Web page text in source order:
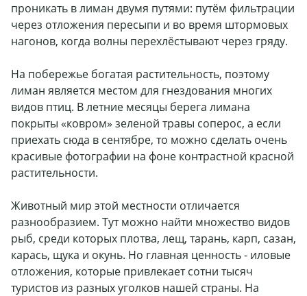
проникать в лиман двумя путями: путём фильтрации
через отложения пересыпи и во время штормовых
нагонов, когда волны перехлёстывают через гряду.
На побережье богатая растительность, поэтому
лиман является местом для гнездования многих
видов птиц. В летние месяцы берега лимана
покрыты «ковром» зеленой травы соперос, а если
приехать сюда в сентябре, то можно сделать очень
красивые фотографии на фоне контрастной красной
растительности.
Животный мир этой местности отличается
разнообразием. Тут можно найти множество видов
рыб, среди которых плотва, лещ, тарань, карп, сазан,
карась, щука и окунь. Но главная ценность - иловые
отложения, которые привлекает сотни тысяч
туристов из разных уголков нашей страны. На